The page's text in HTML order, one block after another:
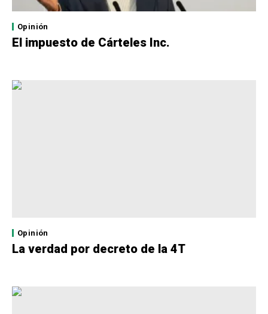
Opinión
El impuesto de Cárteles Inc.
Opinión
La verdad por decreto de la 4T